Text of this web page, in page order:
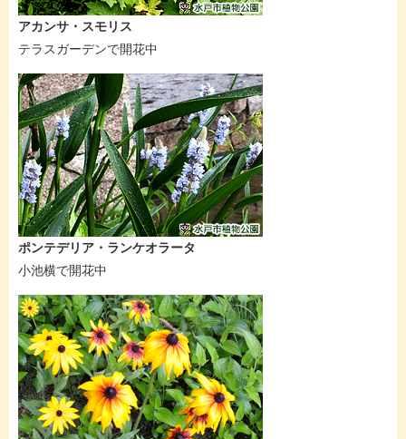
アカンサ・スモリス
テラスガーデンで開花中
ポンテデリア・ランケオラータ
小池横で開花中